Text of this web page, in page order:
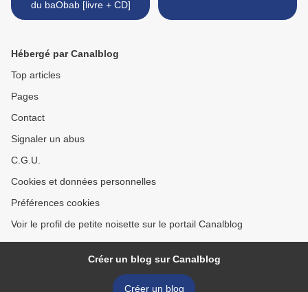
du baObab [livre + CD]
Hébergé par Canalblog
Top articles
Pages
Contact
Signaler un abus
C.G.U.
Cookies et données personnelles
Préférences cookies
Voir le profil de petite noisette sur le portail Canalblog
Créer un blog sur Canalblog
Créer un blog